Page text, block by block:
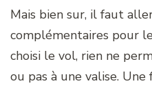
Mais bien sur, il faut
complémentaires pour
choisi le vol, rien ne
ou pas à une valise. Une